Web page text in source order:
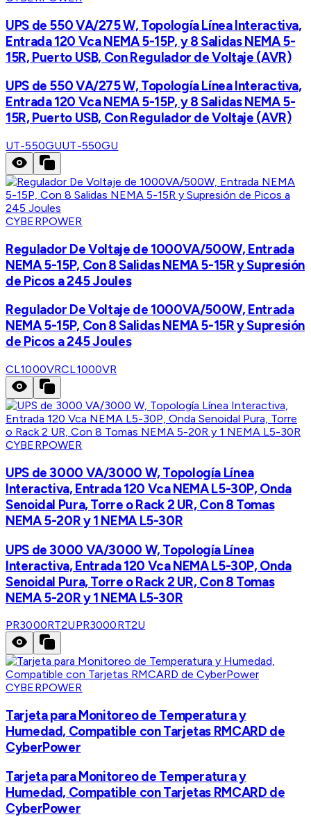
UPS de 550 VA/275 W, Topología Línea Interactiva,
Entrada 120 Vca NEMA 5-15P, y 8 Salidas NEMA 5-
15R, Puerto USB, Con Regulador de Voltaje (AVR)
UPS de 550 VA/275 W, Topología Línea Interactiva,
Entrada 120 Vca NEMA 5-15P, y 8 Salidas NEMA 5-
15R, Puerto USB, Con Regulador de Voltaje (AVR)
UT-550GUUT-550GU
CYBERPOWER
Regulador De Voltaje de 1000VA/500W, Entrada
NEMA 5-15P, Con 8 Salidas NEMA 5-15R y Supresión
de Picos a 245 Joules
Regulador De Voltaje de 1000VA/500W, Entrada
NEMA 5-15P, Con 8 Salidas NEMA 5-15R y Supresión
de Picos a 245 Joules
CL1000VRCL1000VR
CYBERPOWER
UPS de 3000 VA/3000 W, Topología Línea
Interactiva, Entrada 120 Vca NEMA L5-30P, Onda
Senoidal Pura, Torre o Rack 2 UR, Con 8 Tomas
NEMA 5-20R y 1 NEMA L5-30R
UPS de 3000 VA/3000 W, Topología Línea
Interactiva, Entrada 120 Vca NEMA L5-30P, Onda
Senoidal Pura, Torre o Rack 2 UR, Con 8 Tomas
NEMA 5-20R y 1 NEMA L5-30R
PR3000RT2UPR3000RT2U
CYBERPOWER
Tarjeta para Monitoreo de Temperatura y
Humedad, Compatible con Tarjetas RMCARD de
CyberPower
Tarjeta para Monitoreo de Temperatura y
Humedad, Compatible con Tarjetas RMCARD de
CyberPower